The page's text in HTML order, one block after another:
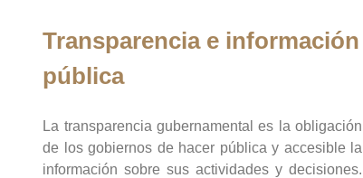
Transparencia e información
pública
La transparencia gubernamental es la obligación
de los gobiernos de hacer pública y accesible la
información sobre sus actividades y decisiones.